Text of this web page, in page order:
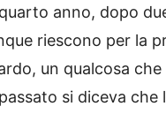
anno, dopo
riescono per la
un qualcosa
si diceva